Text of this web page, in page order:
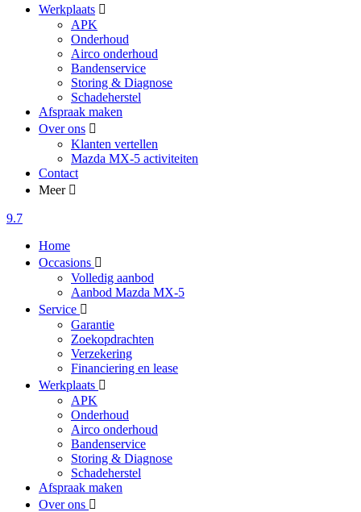
Werkplaats
APK
Onderhoud
Airco onderhoud
Bandenservice
Storing & Diagnose
Schadeherstel
Afspraak maken
Over ons
Klanten vertellen
Mazda MX-5 activiteiten
Contact
Meer
9.7
Home
Occasions
Volledig aanbod
Aanbod Mazda MX-5
Service
Garantie
Zoekopdrachten
Verzekering
Financiering en lease
Werkplaats
APK
Onderhoud
Airco onderhoud
Bandenservice
Storing & Diagnose
Schadeherstel
Afspraak maken
Over ons